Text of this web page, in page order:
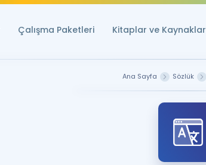
Çalışma Paketleri Kitaplar ve Kaynaklar
Ana Sayfa Sözlük